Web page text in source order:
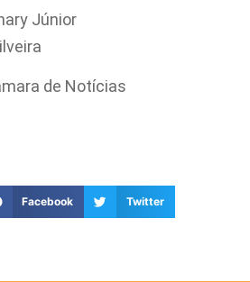
Júnior
de Notícias
Facebook Twitter